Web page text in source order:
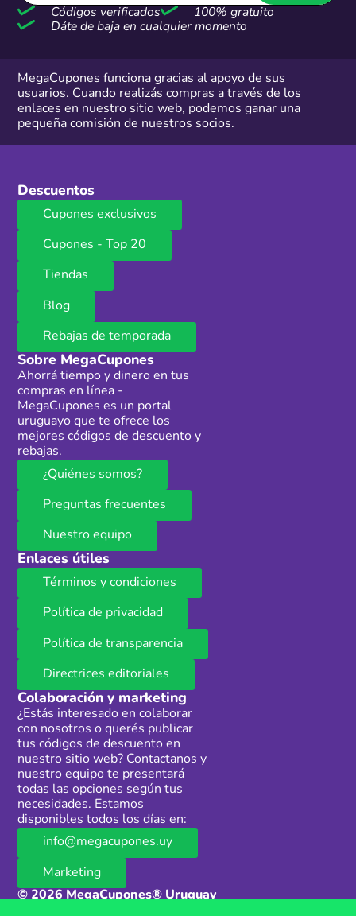
Códigos verificados
100% gratuito
Dáte de baja en cualquier momento
MegaCupones funciona gracias al apoyo de sus
usuarios. Cuando realizás compras a través de los
enlaces en nuestro sitio web, podemos ganar una
pequeña comisión de nuestros socios.
Descuentos
Cupones exclusivos
Cupones - Top 20
Tiendas
Blog
Rebajas de temporada
Sobre MegaCupones
Ahorrá tiempo y dinero en tus
compras en línea -
MegaCupones es un portal
uruguayo que te ofrece los
mejores códigos de descuento y
rebajas.
¿Quiénes somos?
Preguntas frecuentes
Nuestro equipo
Enlaces útiles
Términos y condiciones
Política de privacidad
Política de transparencia
Directrices editoriales
Colaboración y marketing
¿Estás interesado en colaborar
con nosotros o querés publicar
tus códigos de descuento en
nuestro sitio web? Contactanos y
nuestro equipo te presentará
todas las opciones según tus
necesidades. Estamos
disponibles todos los días en:
info@megacupones.uy
Marketing
© 2026 MegaCupones® Uruguay